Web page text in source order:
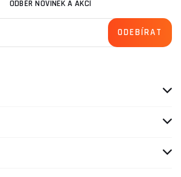
ODBĚR NOVINEK A AKCÍ